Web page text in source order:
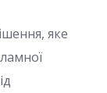
яке